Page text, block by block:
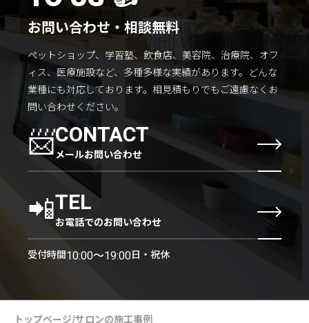
お問い合わせ・相談無料
ペットショップ、学習塾、飲食店、美容院、治療院、オフ
ィス、医療施設など、多種多様な実績があります。 どんな
業種にも対応しております。 相見積もりでもご遠慮なくお
問い合わせください。
📨CONTACT
メールお問い合わせ
📲TEL
お電話でのお問い合わせ
受付時間10:00〜19:00日・祝休
トップページ/サロンの施工事例